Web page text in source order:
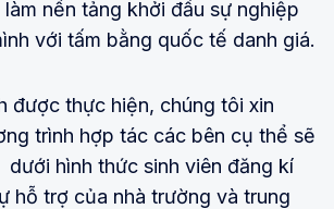
nền tảng khởi đầu sự nghiệp
với tấm bằng quốc tế danh giá.
được thực hiện, chúng tôi xin
trình hợp tác các bên cụ thể sẽ
hình thức sinh viên đăng kí
hỗ trợ của nhà trường và trung